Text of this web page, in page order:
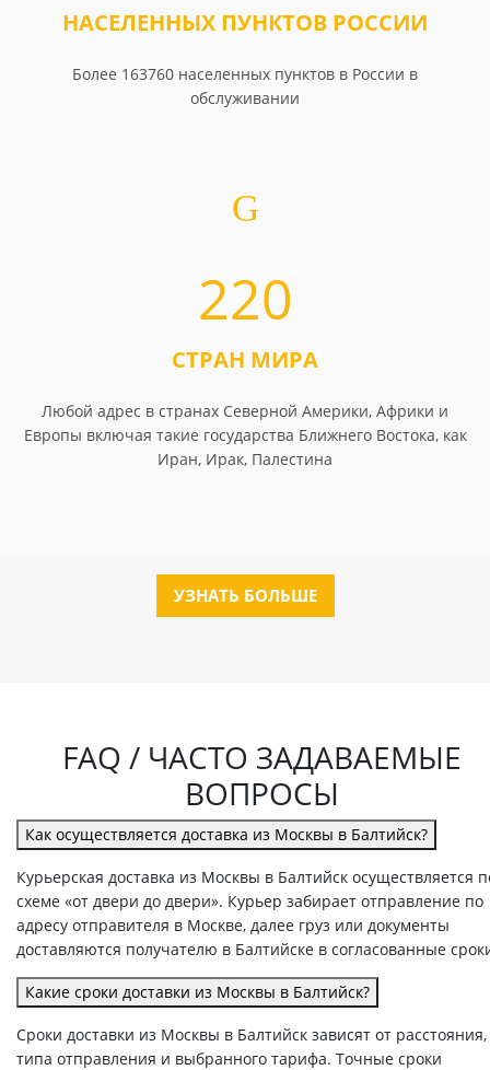
НАСЕЛЕННЫХ ПУНКТОВ РОССИИ
Более 163760 населенных пунктов в России в
обслуживании
220
СТРАН МИРА
Любой адрес в странах Северной Америки, Африки и
Европы включая такие государства Ближнего Востока, как
Иран, Ирак, Палестина
УЗНАТЬ БОЛЬШЕ
FAQ / ЧАСТО ЗАДАВАЕМЫЕ
ВОПРОСЫ
Как осуществляется доставка из Москвы в Балтийск?
Курьерская доставка из Москвы в Балтийск осуществляется
схеме «от двери до двери». Курьер забирает отправление по
адресу отправителя в Москве, далее груз или документы
доставляются получателю в Балтийске в согласованные
Какие сроки доставки из Москвы в Балтийск?
Сроки доставки из Москвы в Балтийск зависят от расстояния,
типа отправления и выбранного тарифа. Точные сроки